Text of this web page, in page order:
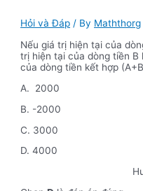
Hỏi và Đáp / By Maththorg
Nếu giá trị hiện tại của
trị hiện tại của dòng tiền
của dòng tiền kết hợp
A. 2000
B. -2000
C. 3000
D. 4000